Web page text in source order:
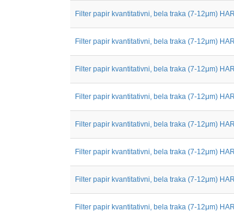
Filter papir kvantitativni, bela traka (7-12μm)
Filter papir kvantitativni, bela traka (7-12μm)
Filter papir kvantitativni, bela traka (7-12μm)
Filter papir kvantitativni, bela traka (7-12μm)
Filter papir kvantitativni, bela traka (7-12μm)
Filter papir kvantitativni, bela traka (7-12μm)
Filter papir kvantitativni, bela traka (7-12μm)
Filter papir kvantitativni, bela traka (7-12μm)